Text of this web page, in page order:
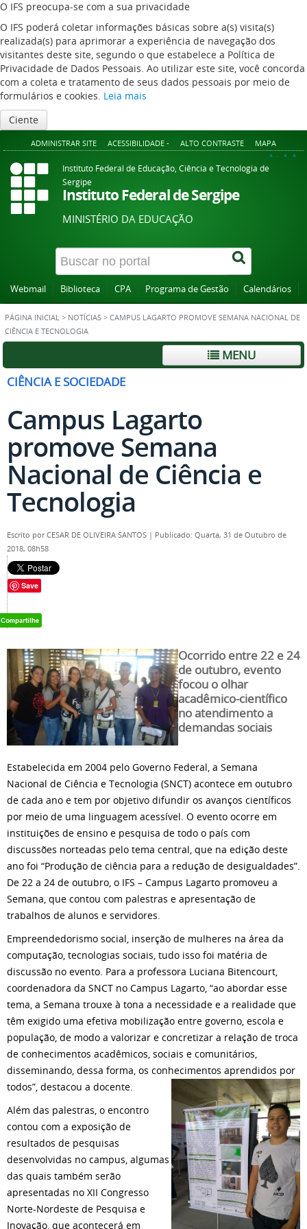
O IFS preocupa-se com a sua privacidade
O IFS poderá coletar informações básicas sobre a(s) visita(s)
realizada(s) para aprimorar a experiência de navegação dos
visitantes deste site, segundo o que estabelece a Política de
Privacidade de Dados Pessoais. Ao utilizar este site, você concorda
com a coleta e tratamento de seus dados pessoais por meio de
formulários e cookies. Leia mais
Ciente
ADMINISTRAR SITE ACESSIBILIDADE - ALTO CONTRASTE MAPA
A+ A A-
Instituto Federal de Educação, Ciência e Tecnologia de
Sergipe
Instituto Federal de Sergipe
MINISTÉRIO DA EDUCAÇÃO
Webmail Biblioteca CPA Programa de Gestão Calendários
PÁGINA INICIAL > NOTÍCIAS > CAMPUS LAGARTO PROMOVE SEMANA NACIONAL DE
CIÊNCIA E TECNOLOGIA
MENU
CIÊNCIA E SOCIEDADE
Campus Lagarto
promove Semana
Nacional de Ciência e
Tecnologia
Escrito porCESAR DE OLIVEIRA SANTOS | Publicado: Quarta, 31 de Outubro de
2018, 08h58
Save
Ocorrido entre 22 e 24
de outubro, evento
focou o olhar
acadêmico-científico
no atendimento a
demandas sociais
Estabelecida em 2004 pelo Governo Federal, a Semana
Nacional de Ciência e Tecnologia (SNCT) acontece em outubro
de cada ano e tem por objetivo difundir os avanços científicos
por meio de uma linguagem acessível. O evento ocorre em
instituições de ensino e pesquisa de todo o país com
discussões norteadas pelo tema central, que na edição deste
ano foi “Produção de ciência para a redução de desigualdades”.
De 22 a 24 de outubro, o IFS – Campus Lagarto promoveu a
Semana, que contou com palestras e apresentação de
trabalhos de alunos e servidores.
Empreendedorismo social, inserção de mulheres na área da
computação, tecnologias sociais, tudo isso foi matéria de
discussão no evento. Para a professora Luciana Bitencourt,
coordenadora da SNCT no Campus Lagarto, “ao abordar esse
tema, a Semana trouxe à tona a necessidade e a realidade que
têm exigido uma efetiva mobilização entre governo, escola e
população, de modo a valorizar e concretizar a relação de troca
de conhecimentos acadêmicos, sociais e comunitários,
disseminando, dessa forma, os conhecimentos aprendidos por
todos”, destacou a docente.
Além das palestras, o encontro
contou com a exposição de
resultados de pesquisas
desenvolvidas no campus, algumas
das quais também serão
apresentadas no XII Congresso
Norte-Nordeste de Pesquisa e
Inovação, que acontecerá em